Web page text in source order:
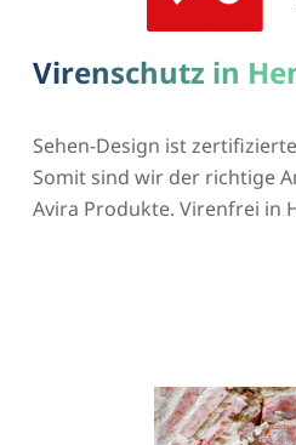
Virenschutz in
Sehen-Design ist
Somit sind wir der richtige
Avira Produkte. Virenfrei in